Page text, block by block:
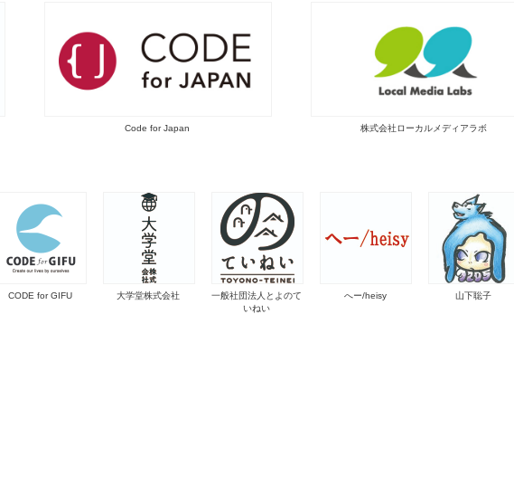
Code for Japan 株式会社ローカルメディアラボ
CODE for GIFU 大学堂株式会社
一般社団法人とよのて
いねい
へー/heisy 山下聡子